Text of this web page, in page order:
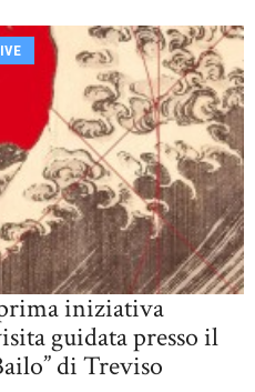
iniziativa
guidata presso il
di Treviso